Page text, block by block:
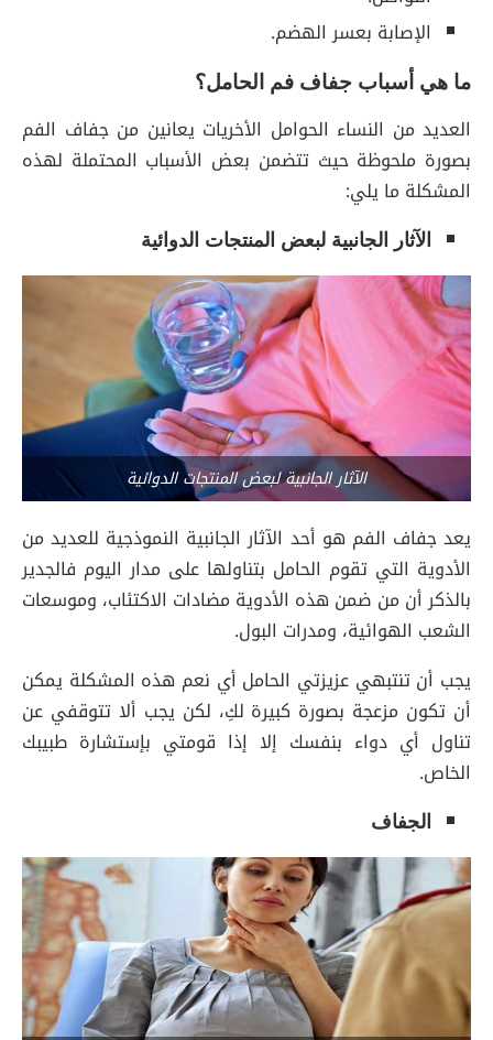
الإصابة بعسر الهضم.
ما هي أسباب جفاف فم الحامل؟
العديد من النساء الحوامل الأخريات يعانين من جفاف الفم
بصورة ملحوظة حيث تتضمن بعض الأسباب المحتملة لهذه
المشكلة ما يلي:
الآثار الجانبية لبعض المنتجات الدوائية
الآثار الجانبية لبعض المنتجات الدوائية
يعد جفاف الفم هو أحد الآثار الجانبية النموذجية للعديد من
الأدوية التي تقوم الحامل بتناولها على مدار اليوم فالجدير
بالذكر أن من ضمن هذه الأدوية مضادات الاكتئاب، وموسعات
الشعب الهوائية، ومدرات البول.
يجب أن تنتبهي عزيزتي الحامل أي نعم هذه المشكلة يمكن
أن تكون مزعجة بصورة كبيرة لكِ، لكن يجب ألا تتوقفي عن
تناول أي دواء بنفسك إلا إذا قومتي بإستشارة طبيبك
الخاص.
الجفاف